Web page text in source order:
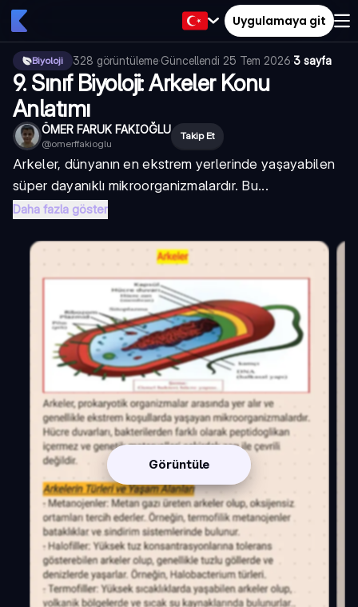
Uygulamaya git
Biyoloji 328 görüntüleme·Güncellendi 25 Tem 2026·3 sayfa
9. Sınıf Biyoloji: Arkeler Konu
Anlatımı
ÖMER FARUK FAKIOĞLU
@omerffakioglu
Takip Et
Arkeler, dünyanın en ekstrem yerlerinde yaşayabilen
süper dayanıklı mikroorganizmalardır. Bu...
Daha fazla göster
Görüntüle